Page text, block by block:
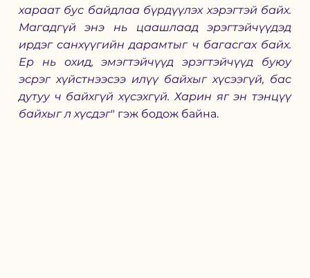
хараат бус байдлаа бүрдүүлэх хэрэгтэй байх.
Магадгүй энэ нь цаашлаад эрэгтэйчүүдэд
ирдэг санхүүгийн дарамтыг ч багасгах байх.
Ер нь охид, эмэгтэйчүүд эрэгтэйчүүд буюу
эсрэг хүйстнээсээ илүү байхыг хүсээгүй, бас
дутуу ч байхгүй хүсэхгүй. Харин яг эн тэнцүү
байхыг л хүсдэг" гэж бодож байна.